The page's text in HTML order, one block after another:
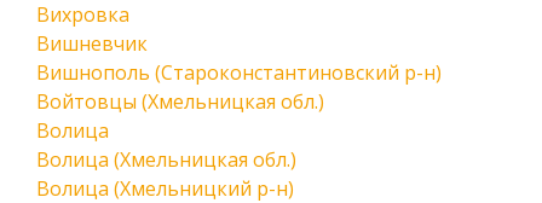
Вихровка
Вишневчик
Вишнополь (Староконстантиновский р-н)
Войтовцы (Хмельницкая обл.)
Волица
Волица (Хмельницкая обл.)
Волица (Хмельницкий р-н)